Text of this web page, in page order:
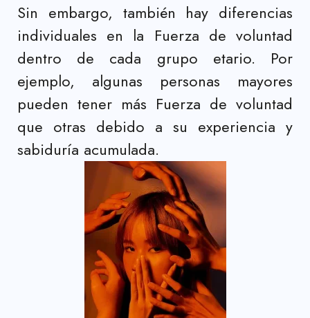
Sin embargo, también hay diferencias
individuales en la Fuerza de voluntad
dentro de cada grupo etario. Por
ejemplo, algunas personas mayores
pueden tener más Fuerza de voluntad
que otras debido a su experiencia y
sabiduría acumulada.